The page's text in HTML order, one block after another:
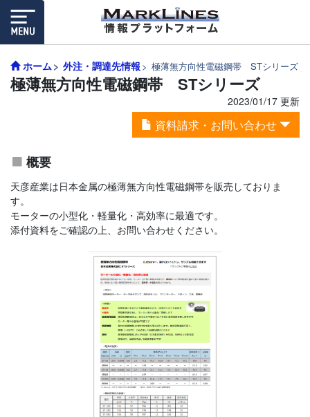
ホーム 外注・調達先情報 極薄無方向性電磁鋼帯 STシリーズ
極薄無方向性電磁鋼帯 STシリーズ
2023/01/17 更新
資料請求・お問い合わせ
概要
天彦産業は日本金属の極薄無方向性電磁鋼帯を販売しておりま
す。
モーターの小型化・軽量化・高効率に最適です。
添付資料をご確認の上、お問い合わせください。